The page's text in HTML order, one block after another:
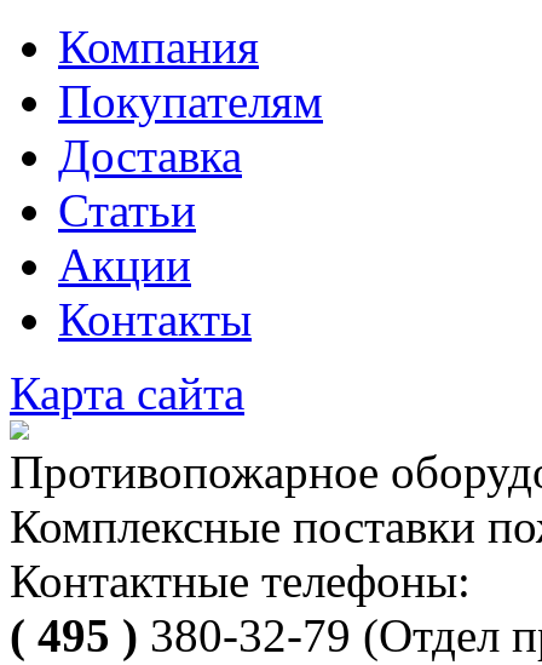
Компания
Покупателям
Доставка
Статьи
Акции
Контакты
Карта сайта
Противопожарное
Комплексные поставки
Контактные телефоны:
( 495 ) 380-32-79 (Отдел